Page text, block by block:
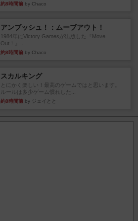
約8時間前 by Chaco
アンブッシュ！：ムーブアウト！
1984年にVictory Gamesが出版した『Move
Out！』...
約8時間前 by Chaco
スカルキング
とにかく楽しい！最高のゲームではと思います。
ルールは多少ゲーム慣れした...
約8時間前 by ジェイとと